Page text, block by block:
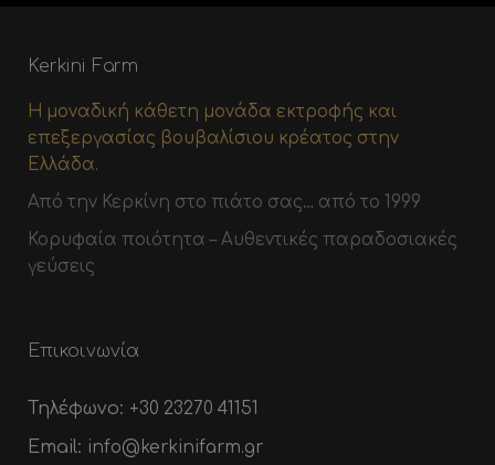
Kerkini Farm
Η μοναδική κάθετη μονάδα εκτροφής και
επεξεργασίας βουβαλίσιου κρέατος στην
Ελλάδα.
Από την Κερκίνη στο πιάτο σας… από το 1999
Κορυφαία ποιότητα – Αυθεντικές παραδοσιακές
γεύσεις
Επικοινωνία
Τηλέφωνο: +30 23270 41151
Email: info@kerkinifarm.gr